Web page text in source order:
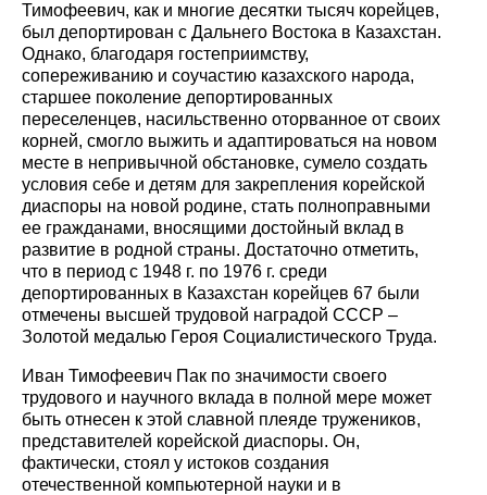
Тимофеевич, как и многие десятки тысяч корейцев,
был депортирован с Дальнего Востока в Казахстан.
Однако, благодаря гостеприимству,
сопереживанию и соучастию казахского народа,
старшее поколение депортированных
переселенцев, насильственно оторванное от своих
корней, смогло выжить и адаптироваться на новом
месте в непривычной обстановке, сумело создать
условия себе и детям для закрепления корейской
диаспоры на новой родине, стать полноправными
ее гражданами, вносящими достойный вклад в
развитие в родной страны. Достаточно отметить,
что в период с 1948 г. по 1976 г. среди
депортированных в Казахстан корейцев 67 были
отмечены высшей трудовой наградой СССР –
Золотой медалью Героя Социалистического Труда.
Иван Тимофеевич Пак по значимости своего
трудового и научного вклада в полной мере может
быть отнесен к этой славной плеяде тружеников,
представителей корейской диаспоры. Он,
фактически, стоял у истоков создания
отечественной компьютерной науки и в